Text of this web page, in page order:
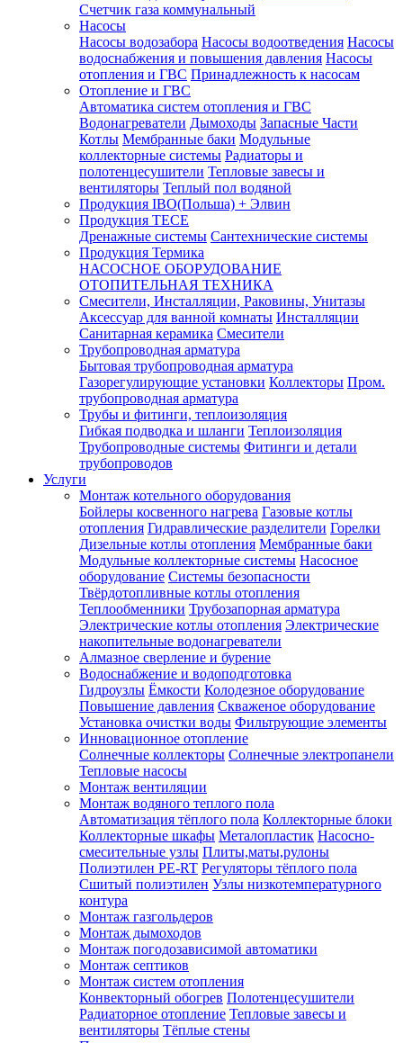
Счетчик газа коммунальный
Насосы
Насосы водозабора Насосы водоотведения Насосы
водоснабжения и повышения давления Насосы
отопления и ГВС Принадлежность к насосам
Отопление и ГВС
Автоматика систем отопления и ГВС
Водонагреватели Дымоходы Запасные Части
Котлы Мембранные баки Модульные
коллекторные системы Радиаторы и
полотенцесушители Тепловые завесы и
вентиляторы Теплый пол водяной
Продукция IBO(Польша) + Элвин
Продукция TECE
Дренажные системы Сантехнические системы
Продукция Термика
НАСОСНОЕ ОБОРУДОВАНИЕ
ОТОПИТЕЛЬНАЯ ТЕХНИКА
Смесители, Инсталляции, Раковины, Унитазы
Аксессуар для ванной комнаты Инсталляции
Санитарная керамика Смесители
Трубопроводная арматура
Бытовая трубопроводная арматура
Газорегулирующие установки Коллекторы Пром.
трубопроводная арматура
Трубы и фитинги, теплоизоляция
Гибкая подводка и шланги Теплоизоляция
Трубопроводные системы Фитинги и детали
трубопроводов
Услуги
Монтаж котельного оборудования
Бойлеры косвенного нагрева Газовые котлы
отопления Гидравлические разделители Горелки
Дизельные котлы отопления Мембранные баки
Модульные коллекторные системы Насосное
оборудование Системы безопасности
Твёрдотопливные котлы отопления
Теплообменники Трубозапорная арматура
Электрические котлы отопления Электрические
накопительные водонагреватели
Алмазное сверление и бурение
Водоснабжение и водоподготовка
Гидроузлы Ёмкости Колодезное оборудование
Повышение давления Скваженое оборудование
Установка очистки воды Фильтрующие элементы
Инновационное отопление
Солнечные коллекторы Солнечные электропанели
Тепловые насосы
Монтаж вентиляции
Монтаж водяного теплого пола
Автоматизация тёплого пола Коллекторные блоки
Коллекторные шкафы Металопластик Насосно-
смесительные узлы Плиты,маты,рулоны
Полиэтилен PE-RT Регуляторы тёплого пола
Сшитый полиэтилен Узлы низкотемпературного
контура
Монтаж газгольдеров
Монтаж дымоходов
Монтаж погодозависимой автоматики
Монтаж септиков
Монтаж систем отопления
Конвекторный обогрев Полотенцесушители
Радиаторное отопление Тепловые завесы и
вентиляторы Тёплые стены